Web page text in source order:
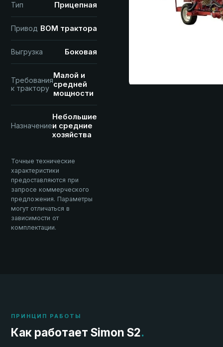
Тип Прицепная
Привод ВОМ трактора
Выгрузка Боковая
Требования
к трактору
Малой и
средней
мощности
Назначение
Небольшие
и средние
хозяйства
Точные технические
характеристики
предоставляются при
запросе коммерческого
предложения. Параметры
могут отличаться в
зависимости от
комплектации.
ПРИНЦИП РАБОТЫ
Как работает Simon S2.